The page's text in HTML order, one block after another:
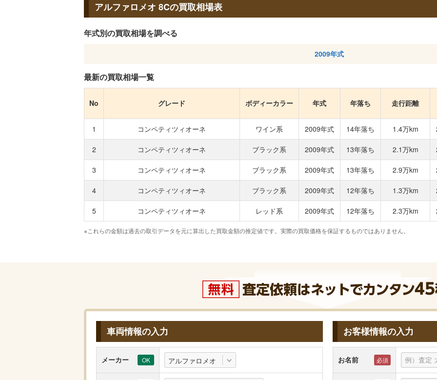
アルファロメオ 8Cの買取相場表
年式別の買取相場を調べる
2009年式
最新の買取相場一覧
No グレード ボディーカラー 年式 年落ち 走行距離
1 コンペティツィオーネ ワイン系 2009年式 14年落ち 1.4万km
2 コンペティツィオーネ ブラック系 2009年式 13年落ち 2.1万km
3 コンペティツィオーネ ブラック系 2009年式 13年落ち 2.9万km
4 コンペティツィオーネ ブラック系 2009年式 12年落ち 1.3万km
5 コンペティツィオーネ レッド系 2009年式 12年落ち 2.3万km
※これらの金額は過去の取引データを元に算出した買取金額の推定値です。実際の買取価格を保証するものではありません。
車両情報の入力
メーカー アルファロメオ
お客様情報の入力
お名前